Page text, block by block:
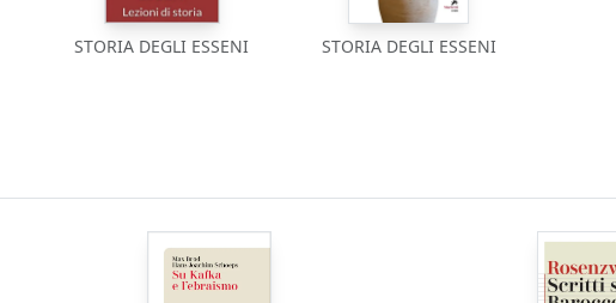
STORIA DEGLI ESSENI STORIA DEGLI ESSENI